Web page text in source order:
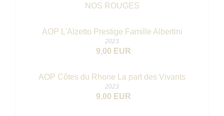
NOS ROUGES
AOP L'Alzetto Prestige Famille Albertini
2023
9,00 EUR
AOP Côtes du Rhone La part des Vivants
2023
9,00 EUR